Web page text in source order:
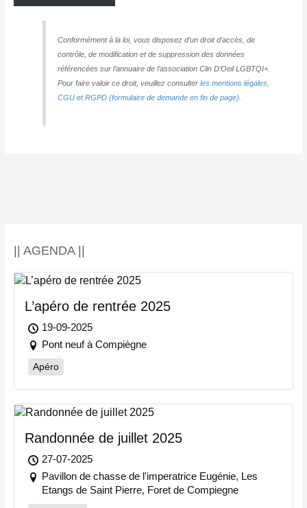
|| AGENDA ||
L’apéro de rentrée 2025
19-09-2025
Pont neuf à Compiègne
Apéro
Randonnée de juillet 2025
27-07-2025
Pavillon de chasse de l'imperatrice Eugénie, Les
Etangs de Saint Pierre, Foret de Compiegne
Conformément à la loi, vous disposez d’un droit d’accès, de
contrôle, de modification et de suppression des données
référencées sur l’annuaire de l’association Clin D’Oeil LGBTQI+.
Pour faire valoir ce droit, veuillez consulter les mentions légales,
CGU et RGPD (formulaire de demande en fin de page).